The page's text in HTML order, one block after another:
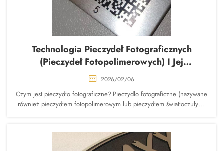
Technologia Pieczydeł Fotograficznych
(pieczydeł Fotopolimerowych) I Jej
Zastosowania
2026/02/06
Czym jest pieczydło fotograficzne? Pieczydło fotograficzne (nazywane
również pieczydłem fotopolimerowym lub pieczydłem światłoczułym)
naświetlane światłem UV przez przezroczystą folię...